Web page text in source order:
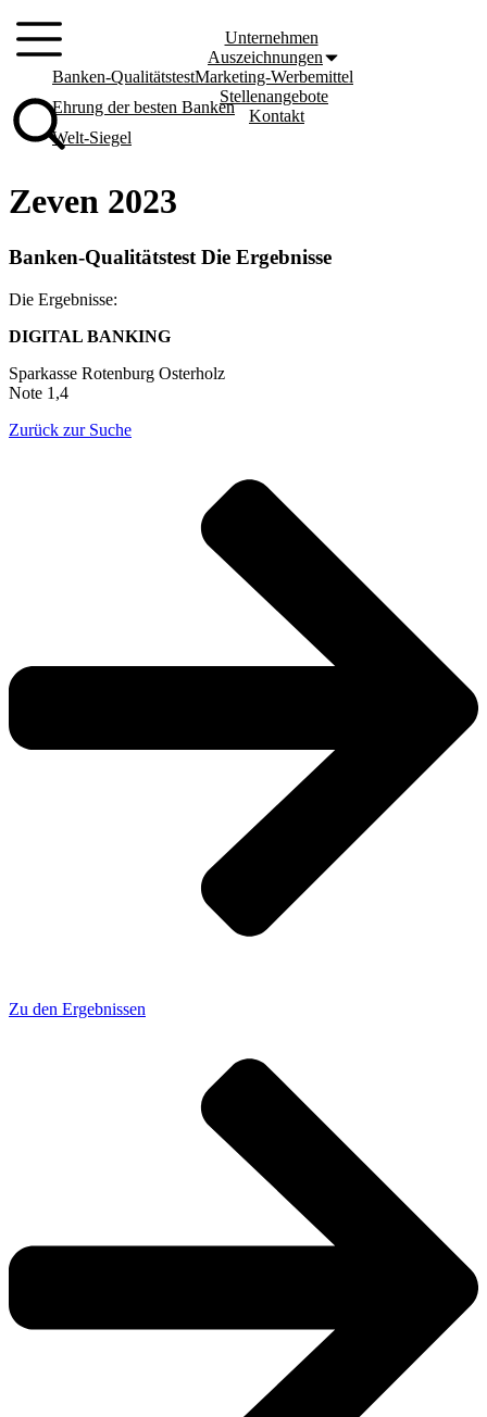
Inhalt
springen
Unternehmen
Auszeichnungen
Banken-Qualitätstest
Ehrung der besten Banken
Welt-Siegel
Marketing-Werbemittel
Stellenangebote
Kontakt
Zeven 2023
Banken-Qualitätstest Die Ergebnisse
Die Ergebnisse:
DIGITAL BANKING
Sparkasse Rotenburg Osterholz
Note 1,4
Zurück zur Suche
Zu den Ergebnissen